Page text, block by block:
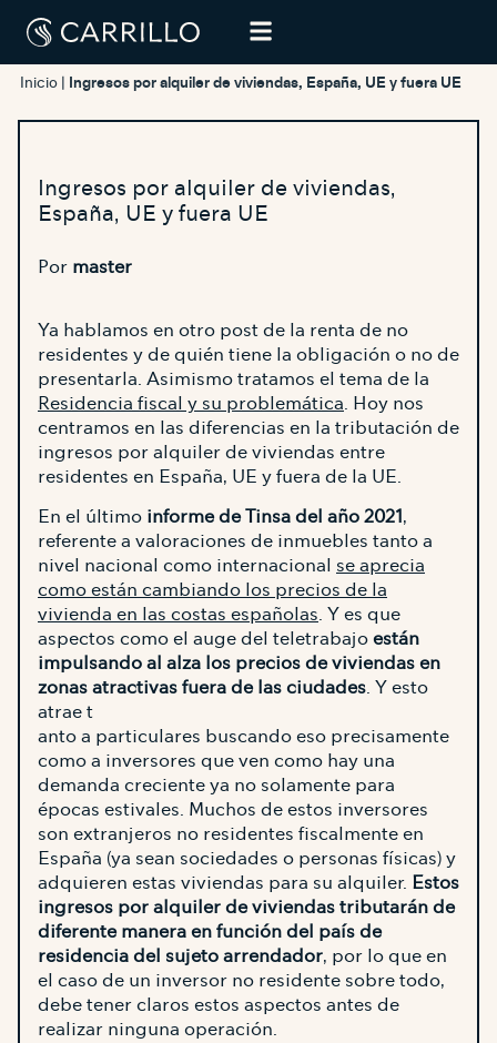
Inicio Ingresos por alquiler de viviendas, España, UE y fuera UE
Ingresos por alquiler de viviendas,
España, UE y fuera UE
Por master
Ya hablamos en otro post de la renta de no
residentes y de quién tiene la obligación o no de
presentarla. Asimismo tratamos el tema de la
Residencia fiscal y su problemática. Hoy nos
centramos en las diferencias en la tributación de
ingresos por alquiler de viviendas entre
residentes en España, UE y fuera de la UE.
En el último informe de Tinsa del año 2021,
referente a valoraciones de inmuebles tanto a
nivel nacional como internacional se aprecia
como están cambiando los precios de la
vivienda en las costas españolas. Y es que
aspectos como el auge del teletrabajoestán
impulsando al alza los precios de viviendas en
zonas atractivas fuera de las ciudades. Y esto
atrae t
anto a particulares buscando eso precisamente
como a inversores que ven como hay una
demanda creciente ya no solamente para
épocas estivales. Muchos de estos inversores
son extranjeros no residentes fiscalmente en
España (ya sean sociedades o personas físicas) y
adquieren estas viviendas para su alquiler. Estos
ingresos por alquiler de viviendas tributarán de
diferente manera en función del país de
residencia del sujeto arrendador, por lo que en
el caso de un inversor no residente sobre todo,
debe tener claros estos aspectos antes de
realizar ninguna operación.